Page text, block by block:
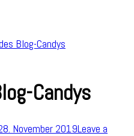
Blog-Candys
Candys
November 2019Leave a